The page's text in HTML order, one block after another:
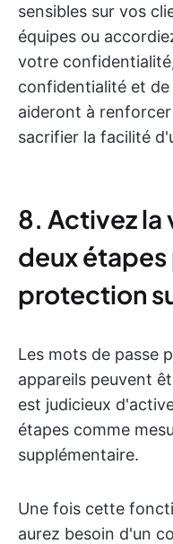
sensibles sur vos
équipes ou
votre
confidentialité et
aideront à
sacrifier la facilité
8. Activez la
deux étapes
protection
Les mots de passe
appareils peuvent
est judicieux
étapes comme
supplémentaire.
Une fois cette
aurez besoin d'un